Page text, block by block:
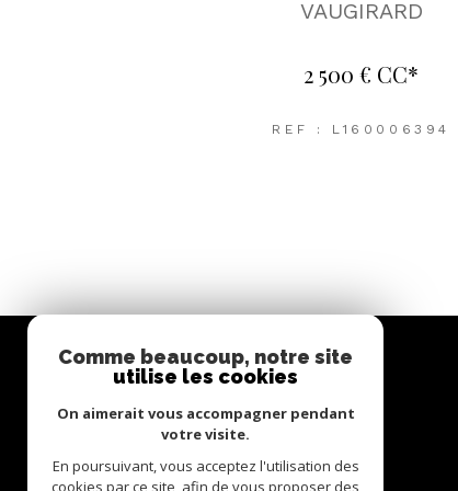
VAUGIRARD
2 500 € CC*
REF : L160006394
ODESSA IMMOBILIER
01 84 25 15 07
contact@odessaimmobilier.com
Comme beaucoup, notre site
utilise les cookies
On aimerait vous accompagner pendant
votre visite.
En poursuivant, vous acceptez l'utilisation des
cookies par ce site, afin de vous proposer des